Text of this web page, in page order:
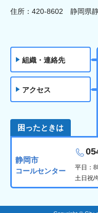
住所：420-8602 静岡県
組織・連絡先
アクセス
困ったときは
静岡市
コールセンター
平日：
土日祝/